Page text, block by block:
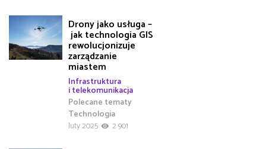
Drony jako usługa –
jak technologia GIS
rewolucjonizuje
zarządzanie
miastem
Infrastruktura
i telekomunikacja
Polecane tematy
Technologia
luty 2025
2 901